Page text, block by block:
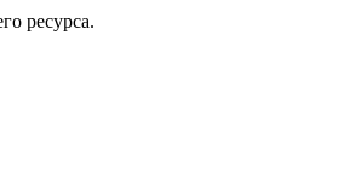
ресурса.